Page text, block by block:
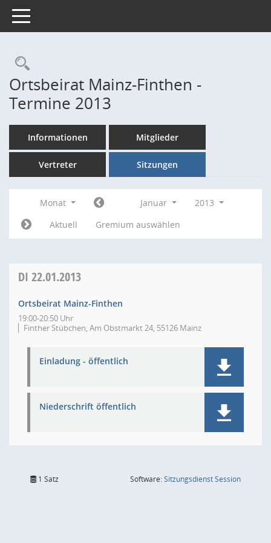
Toggle navigation
Rechercheauswahl
Ortsbeirat Mainz-Finthen -
Termine 2013
Informationen Mitglieder
Vertreter Sitzungen
Monat Januar
2013
Aktuell
Gremium auswählen
DI 22.01.2013
Ortsbeirat Mainz-Finthen
19:00-20:50 Uhr
Finther Stübchen, Am Obstmarkt 24, 55126 Mainz
Einladung - öffentlich
Niederschrift öffentlich
1 Satz Software:SitzungsdienstSession(Wird in